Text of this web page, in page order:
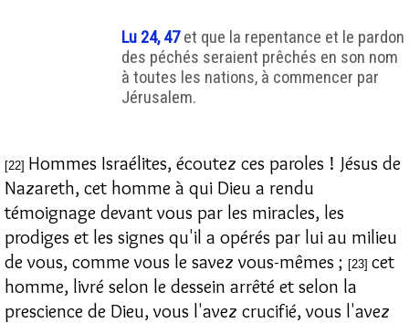
Lu 24, 47et que la repentance et le pardon
des péchés seraient prêchés en son nom
à toutes les nations, à commencer par
Jérusalem.
[22] Hommes Israélites, écoutez ces paroles ! Jésus de
Nazareth, cet homme à qui Dieu a rendu
témoignage devant vous par les miracles, les
prodiges et les signes qu'il a opérés par lui au milieu
de vous, comme vous le savez vous-mêmes ; [23] cet
homme, livré selon le dessein arrêté et selon la
prescience de Dieu, vous l'avez crucifié, vous l'avez